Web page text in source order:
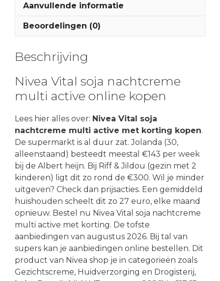
Aanvullende informatie
Beoordelingen (0)
Beschrijving
Nivea Vital soja nachtcreme
multi active online kopen
Lees hier alles over: Nivea Vital soja
nachtcreme multi active met korting kopen.
De supermarkt is al duur zat. Jolanda (30,
alleenstaand) besteedt meestal €143 per week
bij de Albert heijn. Bij Riff & Jildou (gezin met 2
kinderen) ligt dit zo rond de €300. Wil je minder
uitgeven? Check dan prijsacties. Een gemiddeld
huishouden scheelt dit zo 27 euro, elke maand
opnieuw. Bestel nu Nivea Vital soja nachtcreme
multi active met korting. De tofste
aanbiedingen van augustus 2026. Bij tal van
supers kan je aanbiedingen online bestellen. Dit
product van Nivea shop je in categorieën zoals
Gezichtscreme, Huidverzorging en Drogisterij,